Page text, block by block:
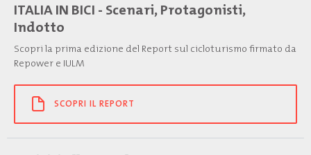
ITALIA IN BICI - Scenari, Protagonisti,
Indotto
Scopri la prima edizione del Report sul cicloturismo firmato da
Repower e IULM
SCOPRI IL REPORT